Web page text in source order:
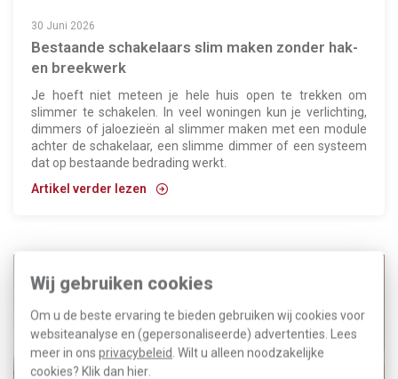
Wij gebruiken cookies
Om u de beste ervaring te bieden gebruiken wij cookies voor
websiteanalyse en (gepersonaliseerde) advertenties. Lees
meer in ons privacybeleid . Wilt u alleen noodzakelijke
cookies? Klik dan hier
30 Juni 2026
Bestaande schakelaars slim maken zonder hak-
en breekwerk
Je hoeft niet meteen je hele huis open te trekken om
slimmer te schakelen. In veel woningen kun je verlichting,
dimmers of jaloezieën al slimmer maken met een module
achter de schakelaar, een slimme dimmer of een systeem
dat op bestaande bedrading werkt.
Artikel verder lezen